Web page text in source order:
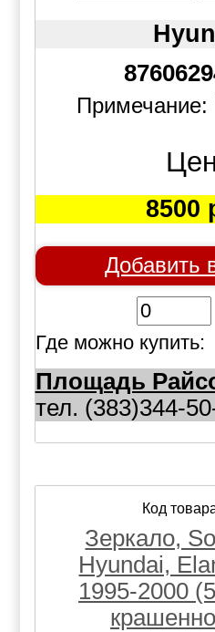
8500
Добавить
Где можно купить:
Площадь
тел. (383)344-
Код
Зеркало,
Hyundai,
1995-2000